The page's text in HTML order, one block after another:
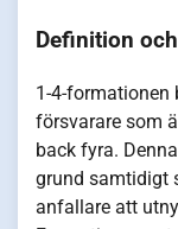
Definition
1-4-formationen
försvarare som
back fyra.
grund samtidigt
anfallare att